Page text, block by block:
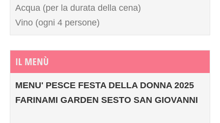
Acqua (per la durata della cena)
Vino (ogni 4 persone)
IL MENÙ
MENU' PESCE FESTA DELLA DONNA 2025
FARINAMI GARDEN SESTO SAN GIOVANNI